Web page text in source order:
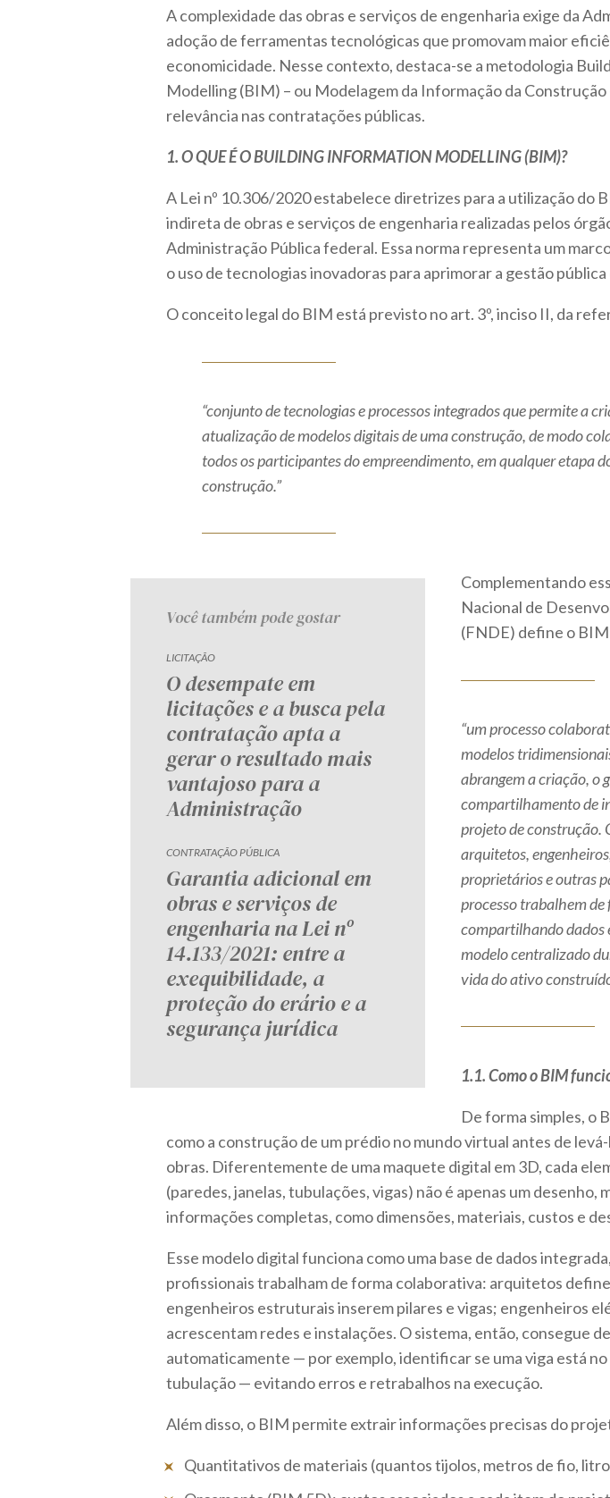
A complexidade das obras e serviços de engenharia exige da
adoção de ferramentas tecnológicas que promovam maior
economicidade. Nesse contexto, destaca-se a metodologia
Modelling (BIM) – ou Modelagem da Informação da Construção
relevância nas contratações públicas.
1. O QUE É O BUILDING INFORMATION MODELLING (BIM)?
A Lei nº 10.306/2020 estabelece diretrizes para a utilização do
indireta de obras e serviços de engenharia realizadas pelos
Administração Pública federal. Essa norma representa um
o uso de tecnologias inovadoras para aprimorar a gestão pública
O conceito legal do BIM está previsto no art. 3º, inciso II, da
“conjunto de tecnologias e processos integrados que permite a
atualização de modelos digitais de uma construção, de modo
todos os participantes do empreendimento, em qualquer etapa
construção.”
Você também pode gostar
LICITAÇÃO
O desempate em
licitações e a busca pela
contratação apta a
gerar o resultado mais
vantajoso para a
Administração
CONTRATAÇÃO PÚBLICA
Garantia adicional em
obras e serviços de
engenharia na Lei nº
14.133/2021: entre a
exequibilidade, a
proteção do erário e a
segurança jurídica
Complementando
Nacional de
(FNDE) define o
“um processo
modelos
abrangem a criação, o
compartilhamento de
projeto de construção.
arquitetos,
proprietários e outras
processo trabalhem
compartilhando dados
modelo centralizado
vida do ativo
1.1. Como o BIM
De forma simples, o
como a construção de um prédio no mundo virtual antes de
obras. Diferentemente de uma maquete digital em 3D, cada
(paredes, janelas, tubulações, vigas) não é apenas um desenho,
informações completas, como dimensões, materiais, custos e
Esse modelo digital funciona como uma base de dados
profissionais trabalham de forma colaborativa: arquitetos
engenheiros estruturais inserem pilares e vigas; engenheiros
acrescentam redes e instalações. O sistema, então, consegue
automaticamente — por exemplo, identificar se uma viga está no
tubulação — evitando erros e retrabalhos na execução.
Além disso, o BIM permite extrair informações precisas do
Quantitativos de materiais (quantos tijolos, metros de fio,